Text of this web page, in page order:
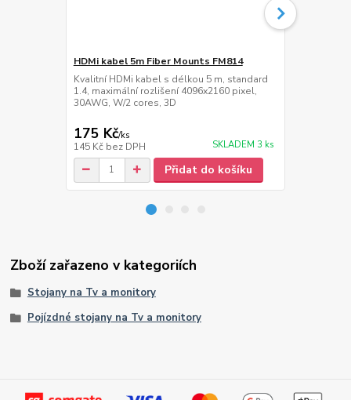
HDMi kabel 5m Fiber Mounts FM814
Kvalitní HDMi kabel s délkou 5 m, standard
1.4, maximální rozlišení 4096x2160 pixel,
30AWG, W/2 cores, 3D
175 Kč/ks
145 Kč bez DPH SKLADEM 3 ks
Přidat do košíku
Zboží zařazeno v kategoriích
Stojany na Tv a monitory
Pojízdné stojany na Tv a monitory